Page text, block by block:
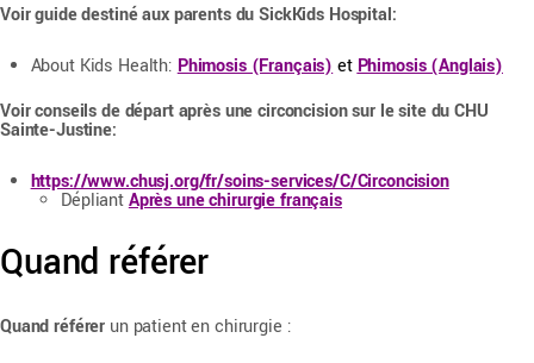
Voir guide destiné aux parents du SickKids Hospital:
About Kids Health: Phimosis (Français) et Phimosis (Anglais)
Voir conseils de départ après une circoncision sur le site du CHU
Sainte-Justine:
https://www.chusj.org/fr/soins-services/C/Circoncision
DépliantAprès une chirurgie français
Quand référer
Quand référer un patient en chirurgie :